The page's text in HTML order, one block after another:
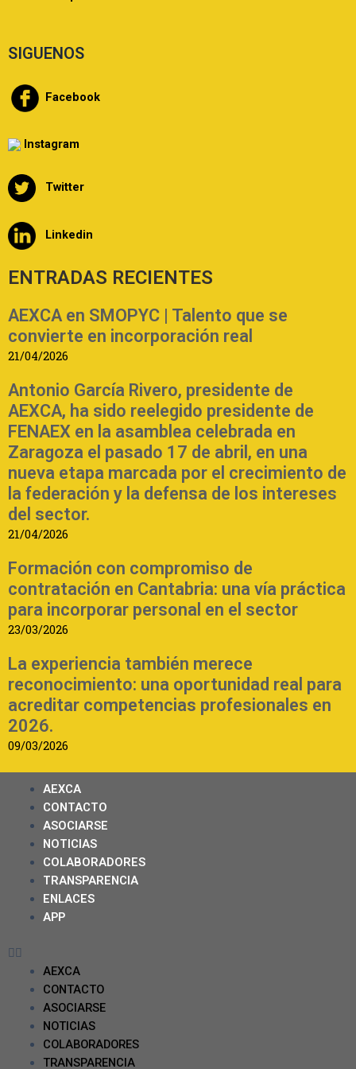
SIGUENOS
Facebook
Instagram
Twitter
Linkedin
ENTRADAS RECIENTES
AEXCA en SMOPYC | Talento que se
convierte en incorporación real
21/04/2026
Antonio García Rivero, presidente de
AEXCA, ha sido reelegido presidente de
FENAEX en la asamblea celebrada en
Zaragoza el pasado 17 de abril, en una
nueva etapa marcada por el crecimiento de
la federación y la defensa de los intereses
del sector.
21/04/2026
Formación con compromiso de
contratación en Cantabria: una vía práctica
para incorporar personal en el sector
23/03/2026
La experiencia también merece
reconocimiento: una oportunidad real para
acreditar competencias profesionales en
2026.
09/03/2026
AEXCA
CONTACTO
ASOCIARSE
NOTICIAS
COLABORADORES
TRANSPARENCIA
ENLACES
APP
AEXCA
CONTACTO
ASOCIARSE
NOTICIAS
COLABORADORES
TRANSPARENCIA